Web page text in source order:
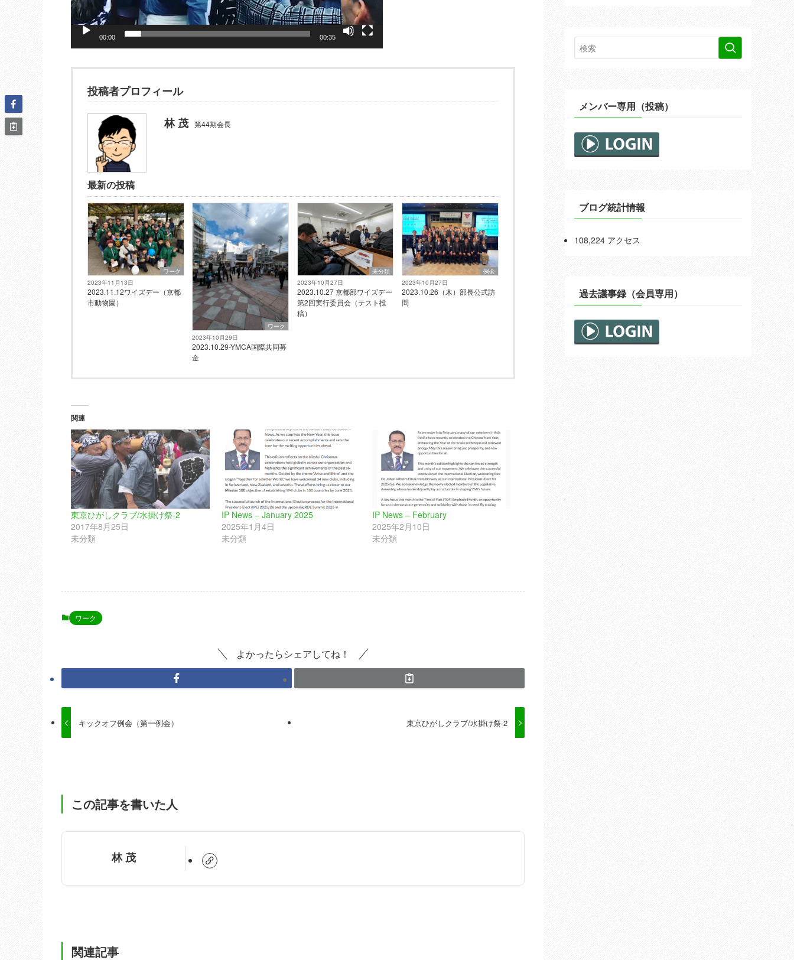
00:00 00:35
投稿者プロフィール
林 茂 第44期会長
最新の投稿
ワーク
2023年11月13日
2023.11.12ワイズデー（京都
市動物園）
ワーク
2023年10月29日
2023.10.29-YMCA国際共同募
金
未分類
2023年10月27日
2023.10.27 京都部ワイズデー
第2回実行委員会（テスト投
稿）
例会
2023年10月27日
2023.10.26（木）部長公式訪
問
関連
東京ひがしクラブ/水掛け祭-2
2017年8月25日
未分類
IP News – January 2025
2025年1月4日
未分類
IP News – February
2025年2月10日
未分類
ワーク
よかったらシェアしてね！
キックオフ例会（第一例会） 東京ひがしクラブ/水掛け祭-2
この記事を書いた人
林 茂
関連記事
メンバー専用（投稿）
ブログ統計情報
108,224 アクセス
過去議事録（会員専用）